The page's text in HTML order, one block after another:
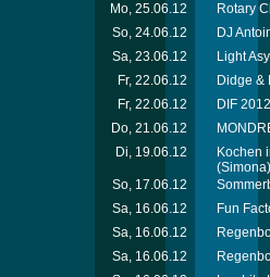
Mo, 25.06.12
Rotary
So, 24.06.12
DJ
Sa, 23.06.12
Light
Fr, 22.06.12
Didge &
Fr, 22.06.12
DIF
Do, 21.06.12
Di, 19.06.12
Kochen
(Simona)
So, 17.06.12
Sa, 16.06.12
Fun
Sa, 16.06.12
Sa, 16.06.12